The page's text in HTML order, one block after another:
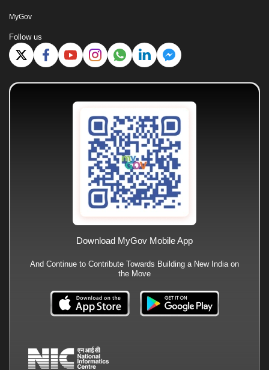
MyGov
Follow us
Download MyGov Mobile App
And Continue to Contribute Towards Building a New India on
the Move